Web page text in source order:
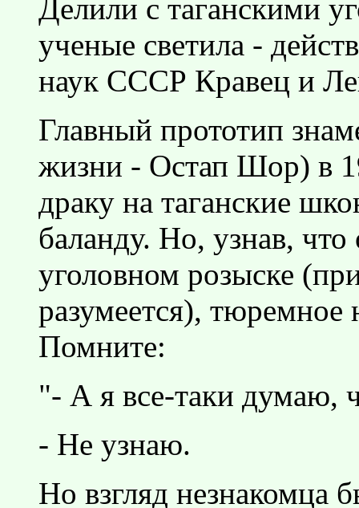
Делили с таганскими
ученые светила -
наук СССР Кравец и
Главный прототип
жизни - Остап Шор) в
драку на таганские
баланду. Но, узнав,
уголовном розыске
разумеется), тюремное
Помните:
"- А я все-таки думаю,
- Не узнаю.
Но взгляд незнакомца